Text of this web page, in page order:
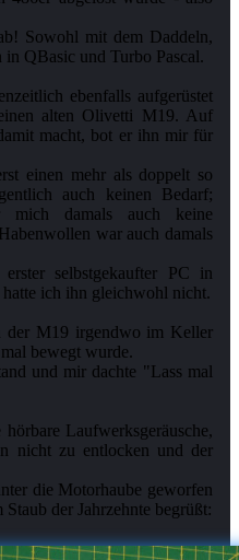
Sowohl mit dem Daddeln,
in QBasic und Turbo Pascal.
ebenfalls aufgerüstet
alten Olivetti M19. Auf
macht, bot er ihn mir für
einen mehr als doppelt so
auch keinen Bedarf;
damals auch keine
war auch damals
selbstgekaufter PC in
ich ihn gleichwohl nicht.
der M19 irgendwo im Keller
bewegt wurde.
und mir dachte "Lass mal
Laufwerksgeräusche,
nicht zu entlocken und der
die Motorhaube geworfen